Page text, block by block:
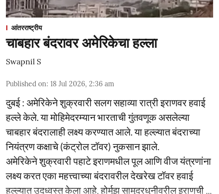
आंतरराष्ट्रीय
चाबहार बंदरावर अमेरिकेचा हल्ला
Swapnil S
Published on: 18 Jul 2026, 2:36 am
दुबई : अमेरिकेने शुक्रवारी सलग सहाव्या रात्री इराणवर हवाई
हल्ले केले. या मोहिमेदरम्यान भारताची गुंतवणूक असलेल्या
चाबहार बंदरालाही लक्ष्य करण्यात आले. या हल्ल्यात बंदराच्या
नियंत्रण कक्षाचे (कंट्रोल टॉवर) नुकसान झाले.
अमेरिकेने शुक्रवारी पहाटे इराणमधील पूल आणि वीज यंत्रणांना
लक्ष्य करत एका महत्त्वाच्या बंदरावरील देखरेख टॉवर हवाई
हल्ल्यात उद्ध्वस्त केला आहे. होर्मूझ सामुद्रधुनीवरील इराणची ...